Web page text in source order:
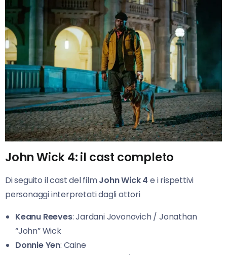
John Wick 4: il cast completo
Di seguito il cast del filmJohn Wick 4 e i rispettivi
personaggi interpretati dagli attori
Keanu Reeves: Jardani Jovonovich / Jonathan
“John” Wick
Donnie Yen: Caine